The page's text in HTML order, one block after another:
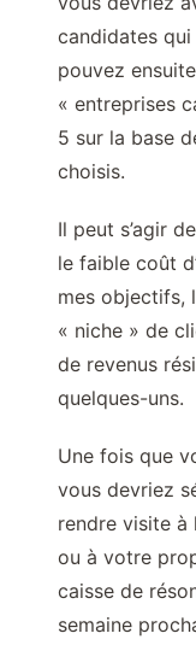
candidates
pouvez
« entreprises
5 sur la base
choisis.
Il peut s’agir
le faible coût
mes objectifs,
« niche » de
de revenus
quelques-uns.
Une fois que
vous devriez
rendre visite à
ou à votre
caisse de
semaine